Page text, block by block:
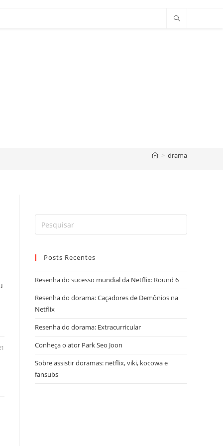
> drama
Posts Recentes
Resenha do sucesso mundial da Netflix: Round 6
Resenha do dorama: Caçadores de Demônios na
Netflix
Resenha do dorama: Extracurricular
Conheça o ator Park Seo Joon
Sobre assistir doramas: netflix, viki, kocowa e
fansubs